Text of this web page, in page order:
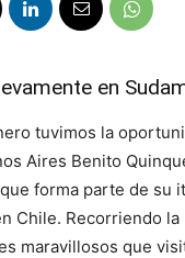
en
tuvimos la
Aires Benito
forma parte de su
Chile. Recorriendo
maravillosos que